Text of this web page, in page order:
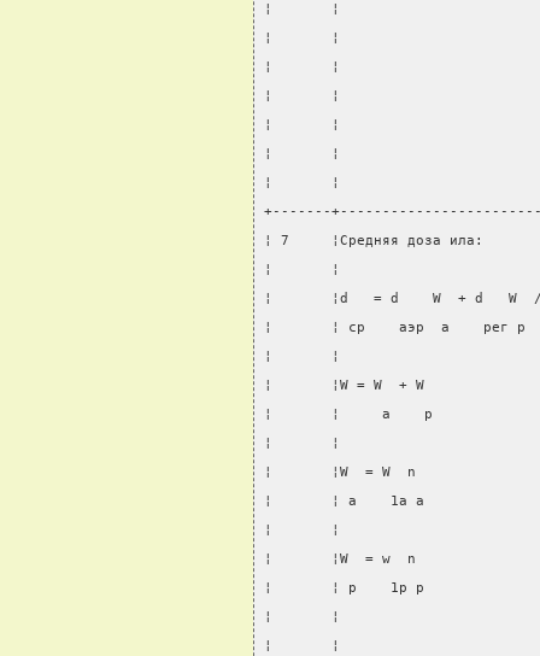
¦       ¦
¦       ¦
¦       ¦
¦       ¦
¦       ¦
¦       ¦
¦       ¦
+-------
¦ 7     ¦Средняя доза ила:
¦       ¦
¦       ¦d   = d    W  + d
¦       ¦ ср    аэр  а    рег р
¦       ¦
¦       ¦W = W  + W
¦       ¦     а    р
¦       ¦
¦       ¦W  = W  n
¦       ¦ а    1а а
¦       ¦
¦       ¦W  = w  n
¦       ¦ р    1р р
¦       ¦
¦       ¦